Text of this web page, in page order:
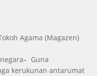
Agama (Magazen)
Guna
kerukunan antarumat